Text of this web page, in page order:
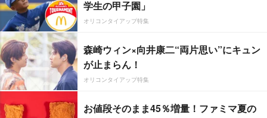
学生の甲子園」
オリコンタイアップ特集
森崎ウィン×向井康二“両片思い”にキュン
が止まらん！
オリコンタイアップ特集
お値段そのまま45％増量！ファミマ夏の